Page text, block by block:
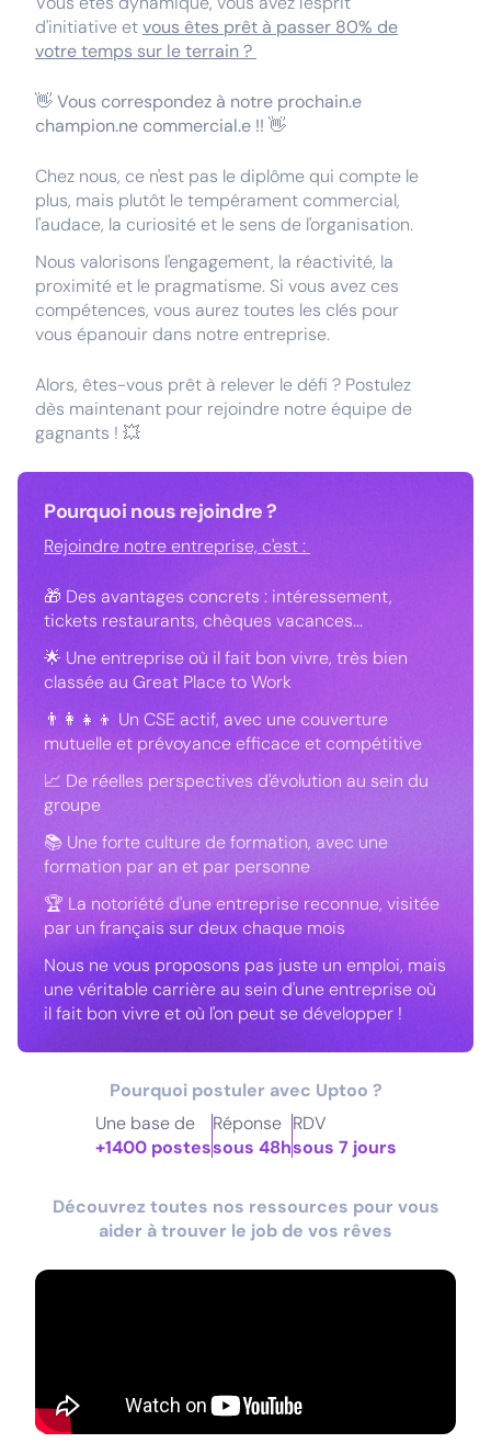
d'initiative etvous êtes prêt à passer 80% de
votre temps sur le terrain ?
👋Vous correspondez à notre prochain.e
champion.ne commercial.e !! 👋
Chez nous, ce n'est pas le diplôme qui compte le
plus, mais plutôt le tempérament commercial,
l'audace, la curiosité et le sens de l'organisation.
Nous valorisons l'engagement, la réactivité, la
proximité et le pragmatisme. Si vous avez ces
compétences, vous aurez toutes les clés pour
vous épanouir dans notre entreprise.
Alors, êtes-vous prêt à relever le défi ? Postulez
dès maintenant pour rejoindre notre équipe de
gagnants ! 💥
Pourquoi nous rejoindre ?
Rejoindre notre entreprise, c'est :
🎁 Des avantages concrets : intéressement,
tickets restaurants, chèques vacances...
🌟 Une entreprise où il fait bon vivre, très bien
classée au Great Place to Work
👨‍👩‍👧‍👦 Un CSE actif, avec une couverture
mutuelle et prévoyance efficace et compétitive
📈 De réelles perspectives d'évolution au sein du
groupe
📚 Une forte culture de formation, avec une
formation par an et par personne
🏆 La notoriété d'une entreprise reconnue, visitée
par un français sur deux chaque mois
Nous ne vous proposons pas juste un emploi, mais
une véritable carrière au sein d'une entreprise où
il fait bon vivre et où l'on peut se développer !
Pourquoi postuler avec Uptoo ?
Une base de
+1400 postes
Réponse
sous 48h
RDV
sous 7 jours
Découvrez toutes nos ressources pour vous
aider à trouver le job de vos rêves